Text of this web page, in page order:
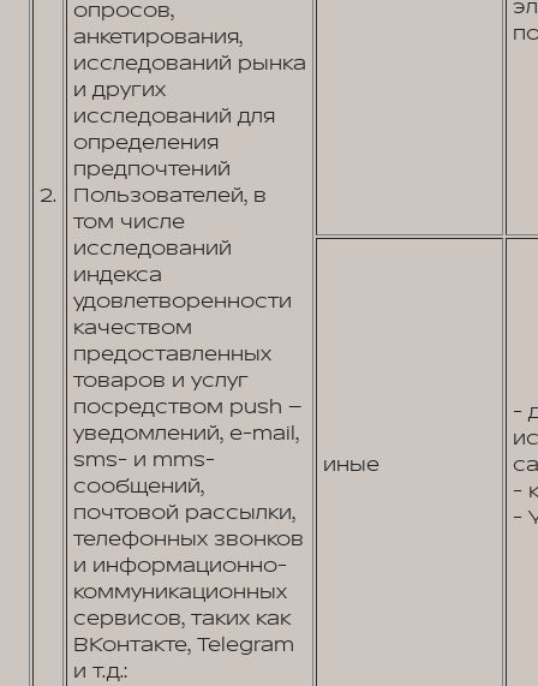
2.
опросов,
анкетирования,
исследований рынка
и других
исследований для
определения
предпочтений
Пользователей, в
том числе
исследований
индекса
удовлетворенности
качеством
предоставленных
товаров и услуг
посредством push –
уведомлений, e-mail,
sms- и mms-
сообщений,
почтовой рассылки,
телефонных звонков
и информационно-
коммуникационных
сервисов, таких как
ВКонтакте, Telegram
и т.д.:
иные
-
-
-